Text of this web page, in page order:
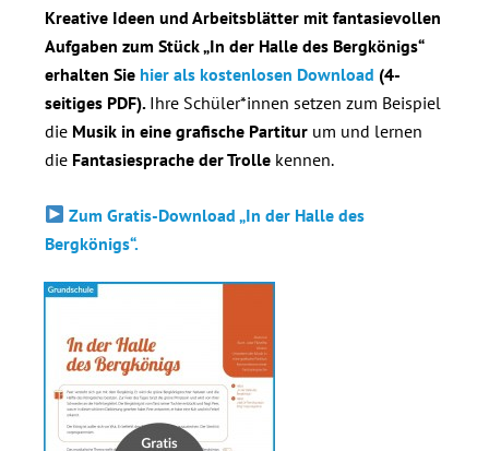
Kreative Ideen und Arbeitsblätter mit fantasievollen
Aufgaben zum Stück „In der Halle des Bergkönigs“
erhalten Sie hier als kostenlosen Download (4-
seitiges PDF). Ihre Schüler*innen setzen zum Beispiel
die Musik in eine grafische Partitur um und lernen
die Fantasiesprache der Trolle kennen.
Zum Gratis-Download „In der Halle des
Bergkönigs“.